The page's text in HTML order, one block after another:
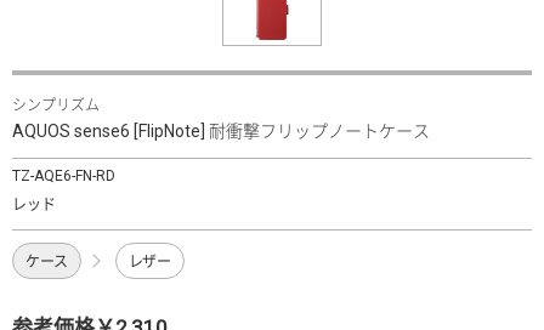
シンプリズム
AQUOS sense6 [FlipNote] 耐衝撃フリップノートケース
TZ-AQE6-FN-RD
レッド
ケース レザー